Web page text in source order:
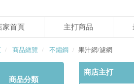
家首頁 主打商品
商品總覽 不鏽鋼 果汁網/濾網
商品分類
商店主打